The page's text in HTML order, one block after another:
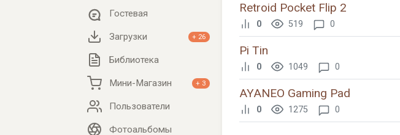
Гостевая
Загрузки + 26
Библиотека
Мини-Магазин + 3
Пользователи
Фотоальбомы
Retroid Pocket Flip 2
0 519 0
Pi Tin
0 1049 0
AYANEO Gaming Pad
0 1275 0